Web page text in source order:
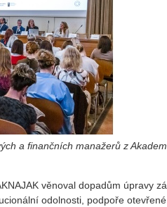
a finančních manažerů z
věnoval dopadům úpravy
odolnosti, podpoře